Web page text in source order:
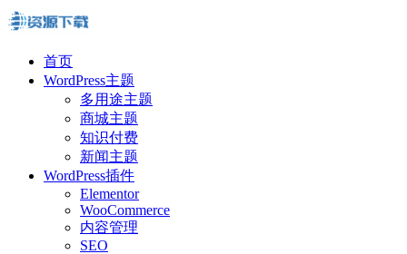
首页
WordPress主题
多用途主题
商城主题
知识付费
新闻主题
WordPress插件
Elementor
WooCommerce
内容管理
SEO